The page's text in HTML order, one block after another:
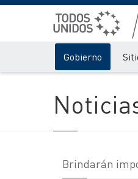
Gobierno
Brindarán